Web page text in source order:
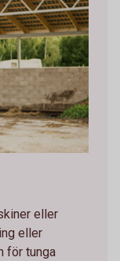
eller
eller
för tunga